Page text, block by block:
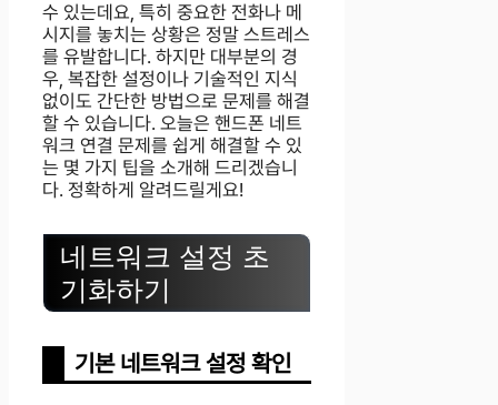
수 있는데요, 특히 중요한 전화나 메
시지를 놓치는 상황은 정말 스트레스
를 유발합니다. 하지만 대부분의 경
우, 복잡한 설정이나 기술적인 지식
없이도 간단한 방법으로 문제를 해결
할 수 있습니다. 오늘은 핸드폰 네트
워크 연결 문제를 쉽게 해결할 수 있
는 몇 가지 팁을 소개해 드리겠습니
다. 정확하게 알려드릴게요!
네트워크 설정 초
기화하기
기본 네트워크 설정 확인